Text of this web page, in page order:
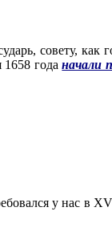
совету, как
1658 годаначали
у нас в